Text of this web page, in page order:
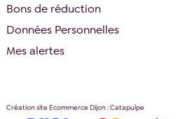
Bons de réduction
Données Personnelles
Mes alertes
Création site Ecommerce Dijon : Catapulpe